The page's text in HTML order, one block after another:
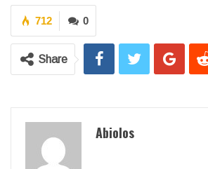
0
712
Share
Abiolos